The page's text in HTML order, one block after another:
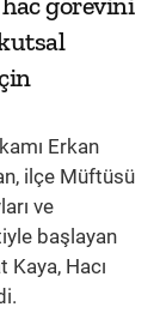
Erkan
ilçe Müftüsü
ve
başlayan
Hacı